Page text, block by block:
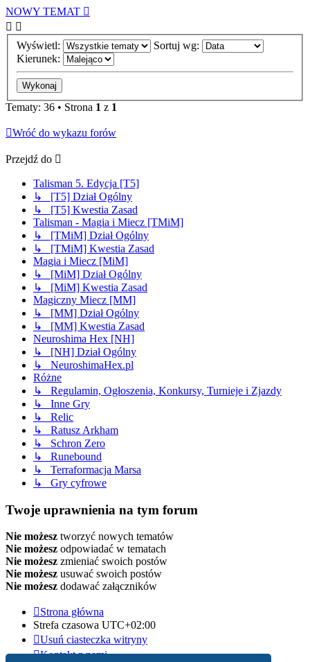
NOWY TEMAT
Wyświetl:
Sortuj wg:
Kierunek:
Tematy: 36 • Strona 1 z 1
Wróć do wykazu forów
Przejdź do
Talisman 5. Edycja [T5]
↳ [T5] Dział Ogólny
↳ [T5] Kwestia Zasad
Talisman - Magia i Miecz [TMiM]
↳ [TMiM] Dział Ogólny
↳ [TMiM] Kwestia Zasad
Magia i Miecz [MiM]
↳ [MiM] Dział Ogólny
↳ [MiM] Kwestia Zasad
Magiczny Miecz [MM]
↳ [MM] Dział Ogólny
↳ [MM] Kwestia Zasad
Neuroshima Hex [NH]
↳ [NH] Dział Ogólny
↳ NeuroshimaHex.pl
Różne
↳ Regulamin, Ogłoszenia, Konkursy, Turnieje i Zjazdy
↳ Inne Gry
↳ Relic
↳ Ratusz Arkham
↳ Schron Zero
↳ Runebound
↳ Terraformacja Marsa
↳ Gry cyfrowe
Twoje uprawnienia na tym forum
Nie możesz tworzyć nowych tematów
Nie możesz odpowiadać w tematach
Nie możesz zmieniać swoich postów
Nie możesz usuwać swoich postów
Nie możesz dodawać załączników
Strona główna
Strefa czasowa UTC+02:00
Usuń ciasteczka witryny
Kontakt z nami